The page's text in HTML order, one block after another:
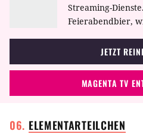
Streaming-
Feierabendbier,
JETZT
MAGENTA TV
ELEMENTARTEILCHEN